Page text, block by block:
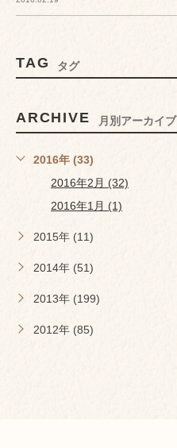
TAG タグ
ARCHIVE 月別アーカイブ
2016年 (33)
2016年2月 (32)
2016年1月 (1)
2015年 (11)
2014年 (51)
2013年 (199)
2012年 (85)